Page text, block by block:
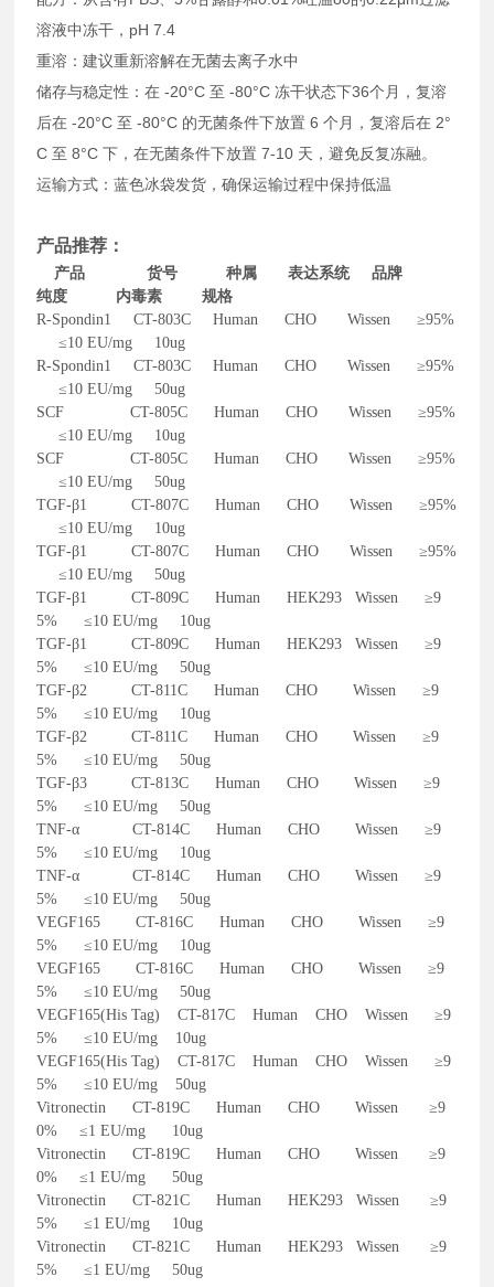
溶液中冻干，pH 7.4
重溶：建议重新溶解在无菌去离子水中
储存与稳定性：在 -20°C 至 -80°C 冻干状态下36个月，复溶
后在 -20°C 至 -80°C 的无菌条件下放置 6 个月，复溶后在 2°
C 至 8°C 下，在无菌条件下放置 7-10 天，避免反复冻融。
运输方式：蓝色冰袋发货，确保运输过程中保持低温
产品推荐：
产品 货号 种属 表达系统 品牌
纯度 内毒素 规格
R-Spondin1 CT-803C Human CHO Wissen ≥95%
≤10 EU/mg 10ug
R-Spondin1 CT-803C Human CHO Wissen ≥95%
≤10 EU/mg 50ug
SCF CT-805C Human CHO Wissen ≥95%
≤10 EU/mg 10ug
SCF CT-805C Human CHO Wissen ≥95%
≤10 EU/mg 50ug
TGF-β1 CT-807C Human CHO Wissen ≥95%
≤10 EU/mg 10ug
TGF-β1 CT-807C Human CHO Wissen ≥95%
≤10 EU/mg 50ug
TGF-β1 CT-809C Human HEK293 Wissen ≥9
5% ≤10 EU/mg 10ug
TGF-β1 CT-809C Human HEK293 Wissen ≥9
5% ≤10 EU/mg 50ug
TGF-β2 CT-811C Human CHO Wissen ≥9
5% ≤10 EU/mg 10ug
TGF-β2 CT-811C Human CHO Wissen ≥9
5% ≤10 EU/mg 50ug
TGF-β3 CT-813C Human CHO Wissen ≥9
5% ≤10 EU/mg 50ug
TNF-α CT-814C Human CHO Wissen ≥9
5% ≤10 EU/mg 10ug
TNF-α CT-814C Human CHO Wissen ≥9
5% ≤10 EU/mg 50ug
VEGF165 CT-816C Human CHO Wissen ≥9
5% ≤10 EU/mg 10ug
VEGF165 CT-816C Human CHO Wissen ≥9
5% ≤10 EU/mg 50ug
VEGF165(His Tag) CT-817C Human CHO Wissen ≥9
5% ≤10 EU/mg 10ug
VEGF165(His Tag) CT-817C Human CHO Wissen ≥9
5% ≤10 EU/mg 50ug
Vitronectin CT-819C Human CHO Wissen ≥9
0% ≤1 EU/mg 10ug
Vitronectin CT-819C Human CHO Wissen ≥9
0% ≤1 EU/mg 50ug
Vitronectin CT-821C Human HEK293 Wissen ≥9
5% ≤1 EU/mg 10ug
Vitronectin CT-821C Human HEK293 Wissen ≥9
5% ≤1 EU/mg 50ug